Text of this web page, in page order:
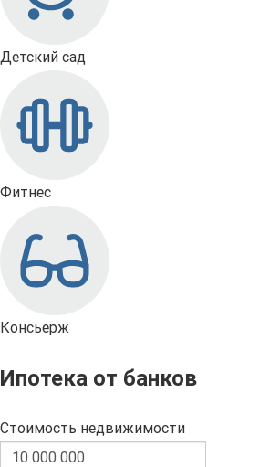
Детский сад
Фитнес
Консьерж
Ипотека от банков
Стоимость недвижимости